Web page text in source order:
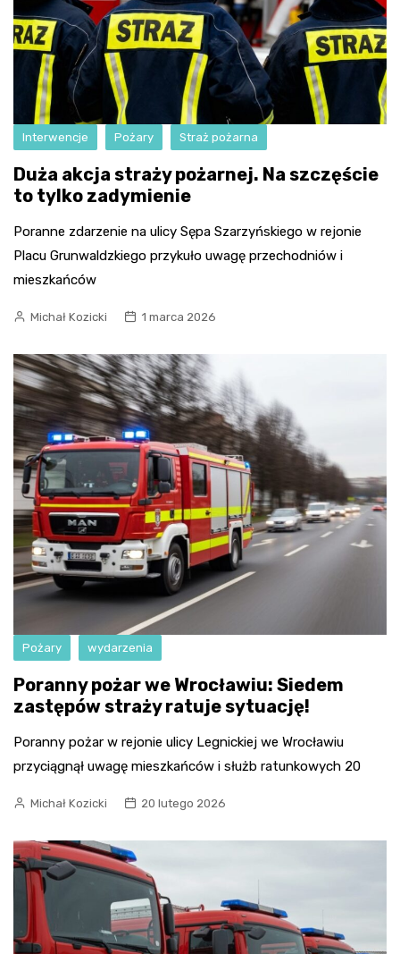
Interwencje Pożary Straż pożarna
Duża akcja straży pożarnej. Na szczęście
to tylko zadymienie
Poranne zdarzenie na ulicy Sępa Szarzyńskiego w rejonie
Placu Grunwaldzkiego przykuło uwagę przechodniów i
mieszkańców
Michał Kozicki 1 marca 2026
Pożary wydarzenia
Poranny pożar we Wrocławiu: Siedem
zastępów straży ratuje sytuację!
Poranny pożar w rejonie ulicy Legnickiej we Wrocławiu
przyciągnął uwagę mieszkańców i służb ratunkowych 20
Michał Kozicki 20 lutego 2026